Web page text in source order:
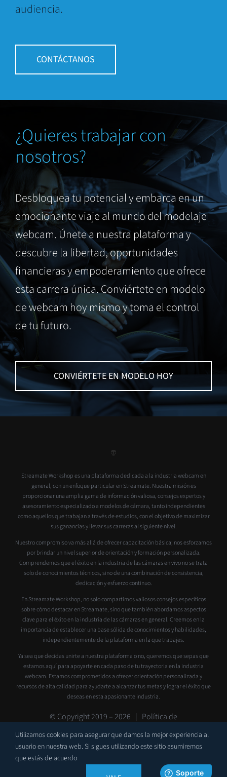
audiencia.
CONTÁCTANOS
¿Quieres trabajar con
nosotros?
Desbloquea tu potencial y embarca en un
emocionante viaje al mundo del modelaje
webcam. Únete a nuestra plataforma y
descubre la libertad, oportunidades
financieras y empoderamiento que ofrece
esta carrera única. Conviértete en modelo
de webcam hoy mismo y toma el control
de tu futuro.
CONVIÉRTETE EN MODELO HOY
Streamate Workshop es una plataforma dedicada a la industria webcam en
general, con un enfoque particular en Streamate. Nuestra misión es
proporcionar una amplia gama de información valiosa, consejos expertos y
asesoramiento especializado a modelos de cámara, tanto independientes
como aquellos que trabajan a través de estudios, con el objetivo de maximizar
sus ganancias y llevar sus carreras al siguiente nivel.
Nuestro compromiso va más allá de ofrecer capacitación básica; nos esforzamos
por brindar un nivel superior de orientación y formación personalizada.
Comprendemos que el éxito en la industria de las cámaras en vivo no se trata
solo de conocimientos técnicos, sino de una combinación de consistencia,
dedicación y esfuerzo continuo.
En Streamate Workshop, no solo compartimos valiosos consejos específicos
sobre cómo destacar en Streamate, sino que también abordamos aspectos
clave para el éxito en la industria de las cámaras en general. Creemos en la
importancia de establecer una base sólida de conocimientos y habilidades,
independientemente de la plataforma en la que trabajes.
Ya sea que decidas unirte a nuestra plataforma o no, queremos que sepas que
estamos aquí para apoyarte en cada paso de tu trayectoria en la industria
webcam. Estamos comprometidos a ofrecer orientación personalizada y
recursos de alta calidad para ayudarte a alcanzar tus metas y lograr el éxito que
deseas en esta apasionante industria.
© Copyright 2019 –2026 | Política de
privacidad
Contacto Soporte
Utilizamos cookies para asegurar que damos la mejor experiencia al
usuario en nuestra web. Si sigues utilizando este sitio asumiremos
que estás de acuerdo